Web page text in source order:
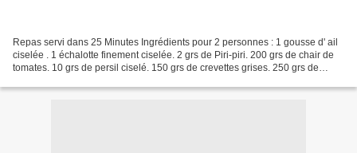
Repas servi dans 25 Minutes Ingrédients pour 2 personnes : 1 gousse d' ail
ciselée . 1 échalotte finement ciselée. 2 grs de Piri-piri. 200 grs de chair de
tomates. 10 grs de persil ciselé. 150 grs de crevettes grises. 250 grs de